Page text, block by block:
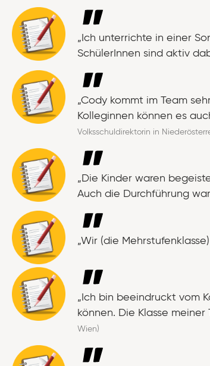
„Ich unterrichte in einer
SchülerInnen sind aktiv
„Cody kommt im Team
Kolleginnen können es
Volksschuldirektorin in
„Die Kinder waren
Auch die Durchführung
„Wir (die
„Ich bin beeindruckt vom
können. Die Klasse
Wien)